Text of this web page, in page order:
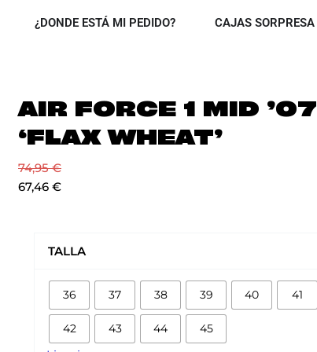
OPEN ZAPATILLAS
¿DONDE ESTÁ MI PEDIDO? CAJAS SORPRESA
AIR FORCE 1 MID ’07
‘FLAX WHEAT’
74,95€
67,46 €
TALLA
36 37 38 39 40 41
42 43 44 45
FORCE
MID
'FLAX
WHEAT'